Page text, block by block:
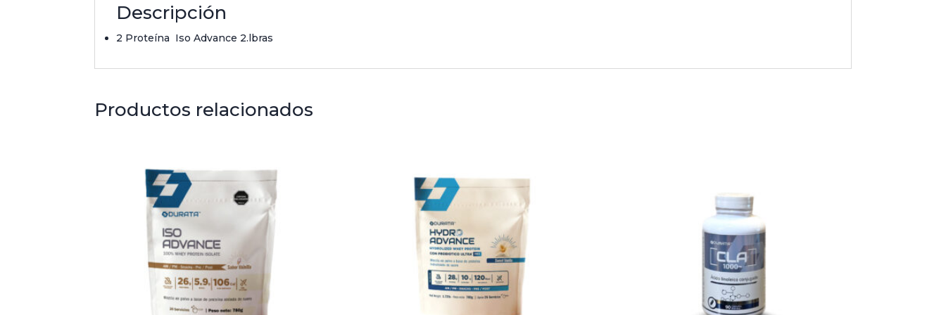
Descripción
2 Proteína Iso Advance 2.lbras
Productos relacionados